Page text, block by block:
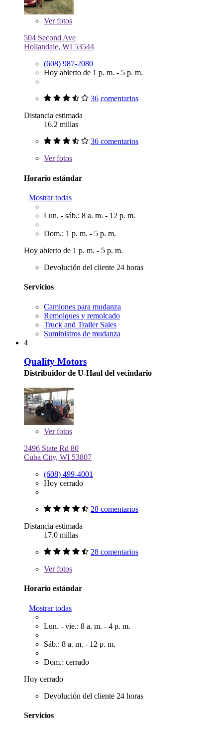
Verfotos
504 Second Ave
Hollandale, WI 53544
(608) 987-2080
Hoy abierto de 1 p. m. - 5 p. m.
36 comentarios
Distancia estimada
16.2 millas
36 comentarios
Verfotos
Horario estándar
Mostrar todas
Lun. - sáb.: 8 a. m. - 12 p. m.
Dom.: 1 p. m. - 5 p. m.
Hoy abierto de 1 p. m. - 5 p. m.
Devolución del cliente 24 horas
Servicios
Camiones para mudanza
Remolques y remolcado
Truck and Trailer Sales
Suministros de mudanza
4
Quality Motors
Distribuidor de U-Haul del vecindario
Verfotos
2496 State Rd 80
Cuba City, WI 53807
(608) 499-4001
Hoy cerrado
28 comentarios
Distancia estimada
17.0 millas
28 comentarios
Verfotos
Horario estándar
Mostrar todas
Lun. - vie.: 8 a. m. - 4 p. m.
Sáb.: 8 a. m. - 12 p. m.
Dom.: cerrado
Hoy cerrado
Devolución del cliente 24 horas
Servicios